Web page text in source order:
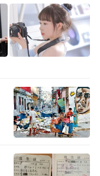
热火，又怎会
又按捺不住开
名为《白马》
由他和妻子加
因《四十七浪